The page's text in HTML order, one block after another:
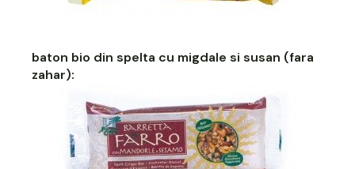
baton bio din spelta cu migdale si susan (fara
zahar):